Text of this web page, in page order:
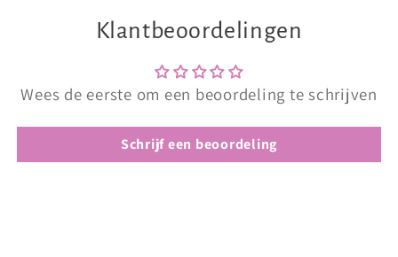
Klantbeoordelingen
Wees de eerste om een beoordeling te schrijven
Schrijf een beoordeling